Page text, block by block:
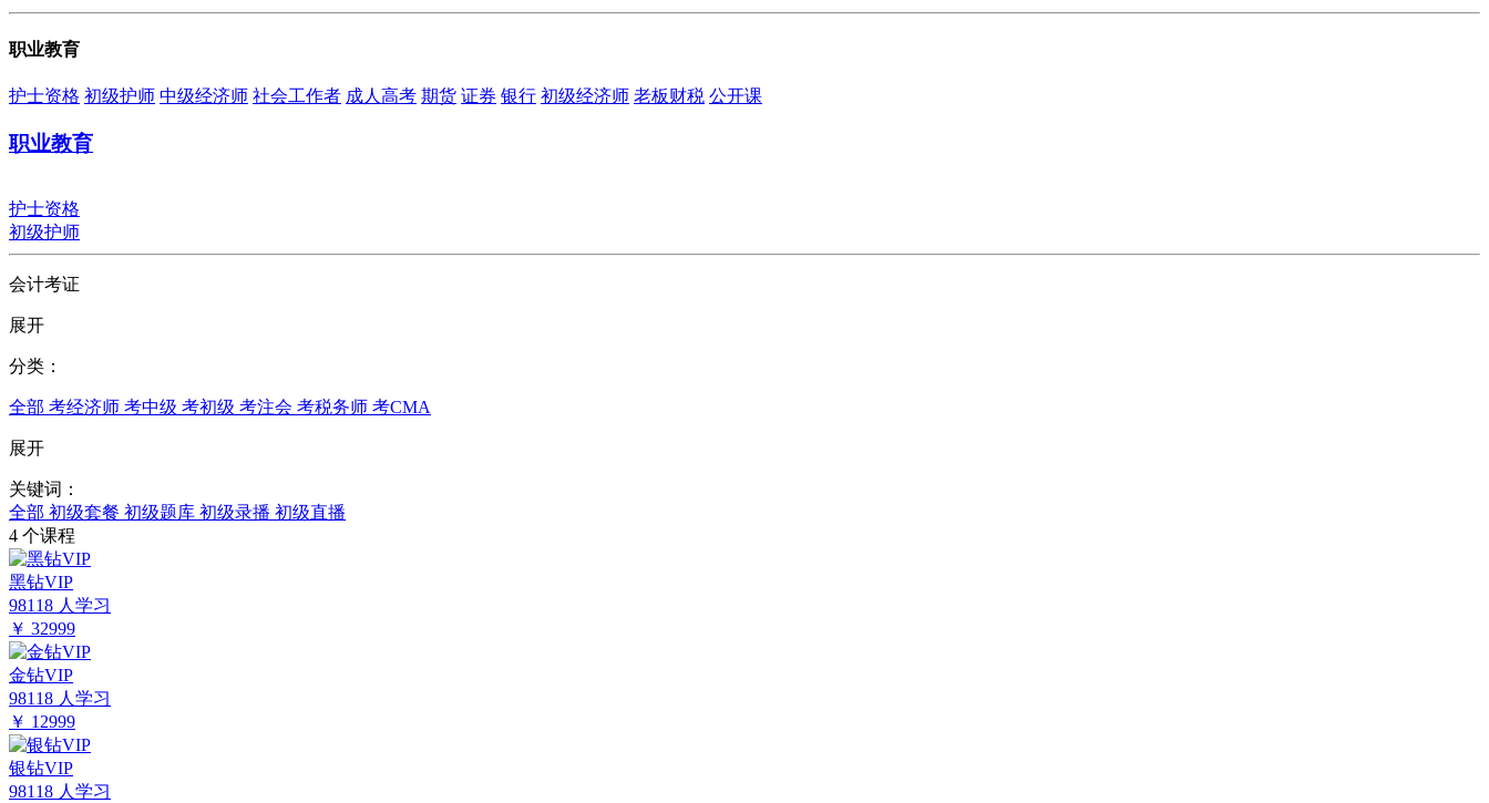
职业教育
护士资格 初级护师 中级经济师 社会工作者 成人高考 期货 证券 银行 初级经济师 老板财税 公开课
职业教育
护士资格
初级护师
会计考证
展开
分类：
全部 考经济师 考中级 考初级 考注会 考税务师 考CMA
展开
关键词：
全部 初级套餐 初级题库 初级录播 初级直播
4 个课程
黑钻VIP
98118 人学习
￥ 32999
金钻VIP
98118 人学习
￥ 12999
银钻VIP
98118 人学习